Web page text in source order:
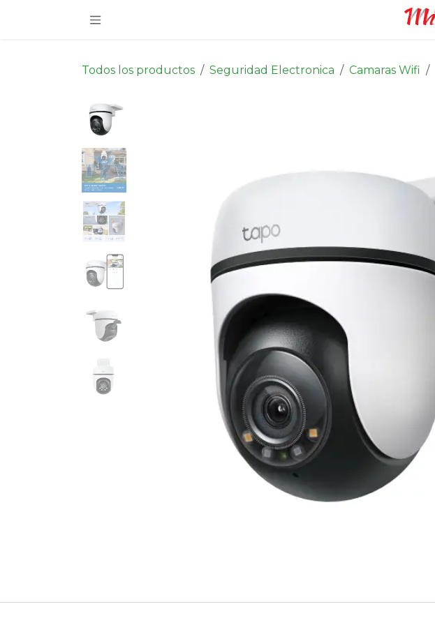
Todos los productos Seguridad Electronica Camaras Wifi